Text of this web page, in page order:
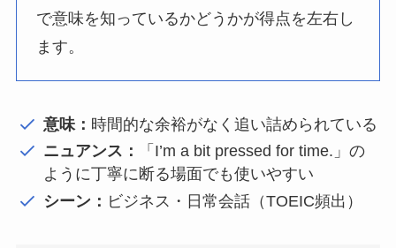
で意味を知っているかどうかが得点を左右し
ます。
意味： 時間的な余裕がなく追い詰められている
ニュアンス：
「I’m a bit pressed for time.」の
ように丁寧に断る場面でも使いやすい
シーン： ビジネス・日常会話（TOEIC頻出）